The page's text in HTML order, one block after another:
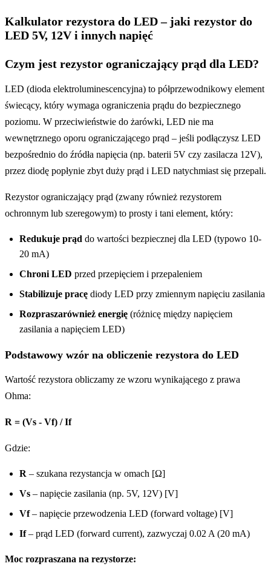
Kalkulator rezystora do LED – jaki rezystor do
LED 5V, 12V i innych napięć
Czym jest rezystor ograniczający prąd dla LED?
LED (dioda elektroluminescencyjna) to półprzewodnikowy element
świecący, który wymaga ograniczenia prądu do bezpiecznego
poziomu. W przeciwieństwie do żarówki, LED nie ma
wewnętrznego oporu ograniczającego prąd – jeśli podłączysz LED
bezpośrednio do źródła napięcia (np. baterii 5V czy zasilacza 12V),
przez diodę popłynie zbyt duży prąd i LED natychmiast się przepali.
Rezystor ograniczający prąd (zwany również rezystorem
ochronnym lub szeregowym) to prosty i tani element, który:
Redukuje prąd do wartości bezpiecznej dla LED (typowo 10-
20 mA)
Chroni LED przed przepięciem i przepaleniem
Stabilizuje pracę diody LED przy zmiennym napięciu zasilania
Rozpraszarównież energię (różnicę między napięciem
zasilania a napięciem LED)
Podstawowy wzór na obliczenie rezystora do LED
Wartość rezystora obliczamy ze wzoru wynikającego z prawa
Ohma:
R = (Vs - Vf) / If
Gdzie:
R – szukana rezystancja w omach [Ω]
Vs – napięcie zasilania (np. 5V, 12V) [V]
Vf– napięcie przewodzenia LED (forward voltage) [V]
If– prąd LED (forward current), zazwyczaj 0.02 A (20 mA)
Moc rozpraszana na rezystorze: